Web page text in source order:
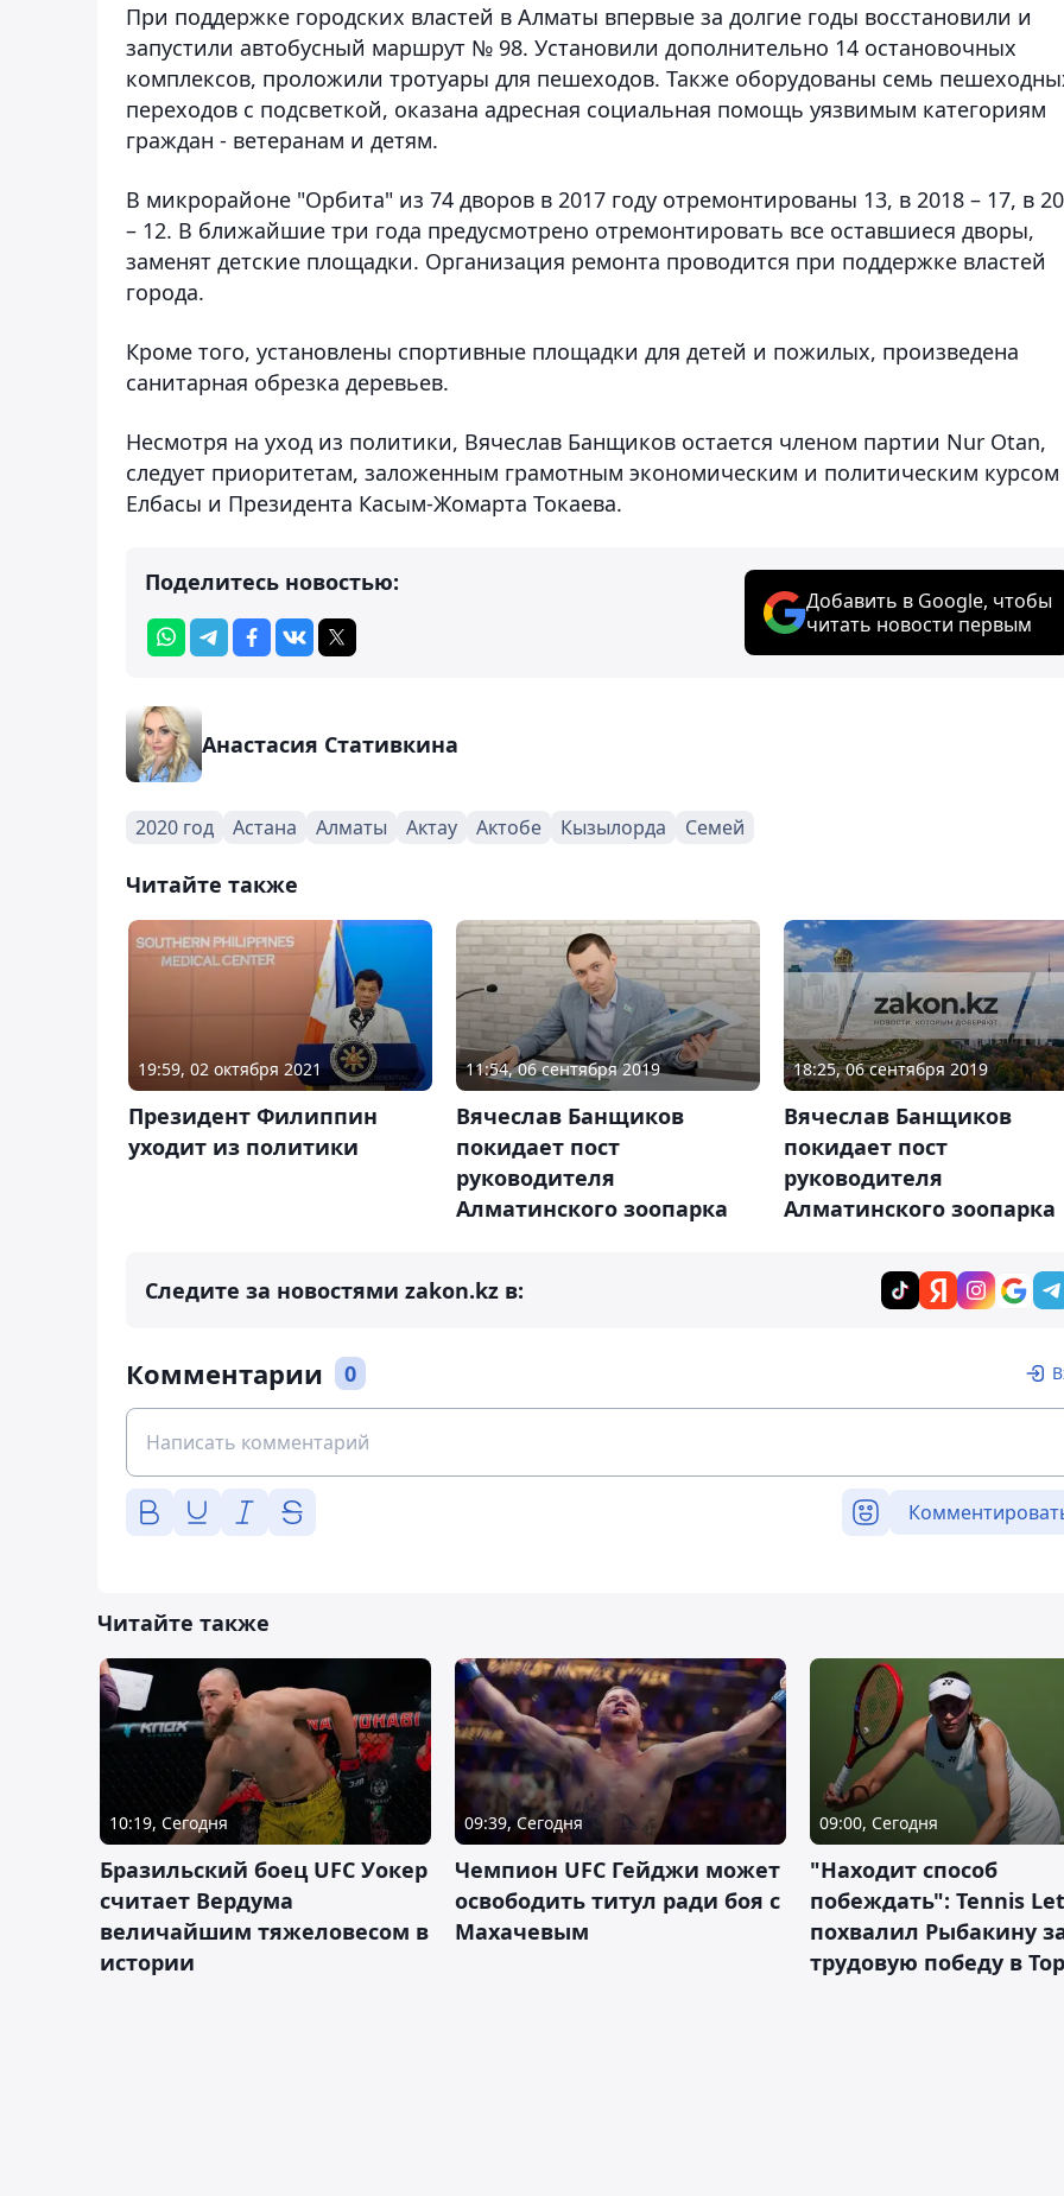
При поддержке городских властей в Алматы впервые за долгие годы восстановили и
запустили автобусный маршрут № 98. Установили дополнительно 14 остановочных
комплексов, проложили тротуары для пешеходов. Также оборудованы семь
переходов с подсветкой, оказана адресная социальная помощь уязвимым категориям
граждан - ветеранам и детям.
В микрорайоне "Орбита" из 74 дворов в 2017 году отремонтированы 13, в 2018 – 17, в
– 12. В ближайшие три года предусмотрено отремонтировать все оставшиеся дворы,
заменят детские площадки. Организация ремонта проводится при поддержке властей
города.
Кроме того, установлены спортивные площадки для детей и пожилых, произведена
санитарная обрезка деревьев.
Несмотря на уход из политики, Вячеслав Банщиков остается членом партии Nur Otan,
следует приоритетам, заложенным грамотным экономическим и политическим курсом
Елбасы и Президента Касым-Жомарта Токаева.
Поделитесь новостью:
Добавить в Google, чтобы
читать новости первым
Анастасия Стативкина
2020 год Астана Алматы Актау Актобе Кызылорда Семей
Читайте также
19:59, 02 октября 2021
Президент Филиппин
уходит из политики
11:54, 06 сентября 2019
Вячеслав Банщиков
покидает пост
руководителя
Алматинского зоопарка
18:25, 06 сентября 2019
Вячеслав Банщиков
покидает пост
руководителя
Алматинского зоопарка
Следите за новостями zakon.kz в:
Комментарии 0
Читайте также
10:19, Сегодня
Бразильский боец UFC Уокер
считает Вердума
величайшим тяжеловесом в
истории
09:39, Сегодня
Чемпион UFC Гейджи может
освободить титул ради боя с
Махачевым
09:00, Сегодня
"Находит способ
побеждать": Tennis
похвалил Рыбакину
трудовую победу в